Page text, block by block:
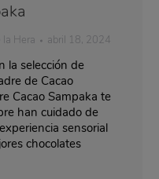
la Hera abril 18, 2024
la selección de
de Cacao
Cacao Sampaka te
han cuidado de
sensorial
chocolates